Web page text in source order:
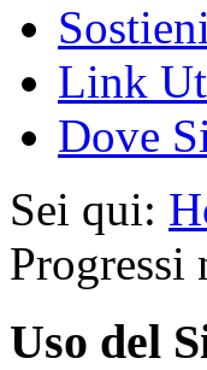
Link
Dove
Sei qui:
Progressi
Uso del